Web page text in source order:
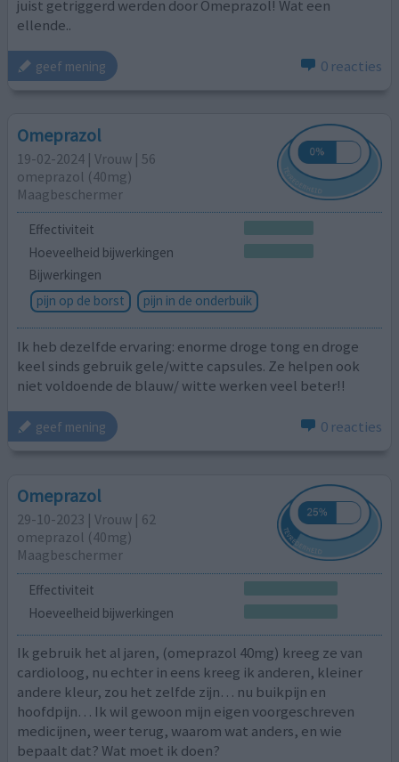
juist getriggerd werden door Omeprazol! Wat een
ellende..
geef mening 0 reacties
Omeprazol
19-02-2024 | Vrouw | 56
omeprazol (40mg)
Maagbeschermer
Effectiviteit
Hoeveelheid bijwerkingen
Bijwerkingen
pijn op de borst
pijn in de onderbuik
Ik heb dezelfde ervaring: enorme droge tong en droge
keel sinds gebruik gele/witte capsules. Ze helpen ook
niet voldoende de blauw/ witte werken veel beter!!
geef mening 0 reacties
Omeprazol
29-10-2023 | Vrouw | 62
omeprazol (40mg)
Maagbeschermer
Effectiviteit
Hoeveelheid bijwerkingen
Ik gebruik het al jaren, (omeprazol 40mg) kreeg ze van
cardioloog, nu echter in eens kreeg ik anderen, kleiner
andere kleur, zou het zelfde zijn… nu buikpijn en
hoofdpijn… Ik wil gewoon mijn eigen voorgeschreven
medicijnen, weer terug, waarom wat anders, en wie
bepaalt dat? Wat moet ik doen?